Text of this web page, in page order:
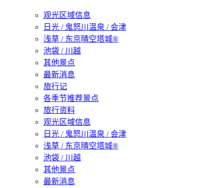
观光区域信息
日光 / 鬼怒川温泉 / 会津
浅草 / 东京晴空塔城®
池袋 / 川越
其他景点
最新消息
旅行记
各季节推荐景点
旅行资料
观光区域信息
日光 / 鬼怒川温泉 / 会津
浅草 / 东京晴空塔城®
池袋 / 川越
其他景点
最新消息